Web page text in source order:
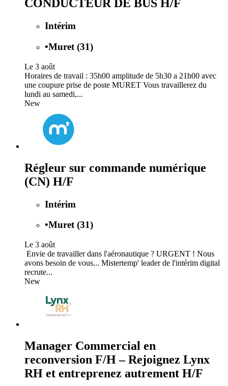
CONDUCTEUR DE BUS H/F
Intérim
•Muret (31)
Le 3 août
Horaires de travail : 35h00 amplitude de 5h30 a 21h00 avec
une coupure prise de poste MURET Vous travaillerez du
lundi au samedi,...
New
Régleur sur commande numérique
(CN) H/F
Intérim
•Muret (31)
Le 3 août
️ Envie de travailler dans l'aéronautique ? URGENT ! Nous
avons besoin de vous... Mistertemp' leader de l'intérim digital
recrute...
New
Manager Commercial en
reconversion F/H – Rejoignez Lynx
RH et entreprenez autrement H/F